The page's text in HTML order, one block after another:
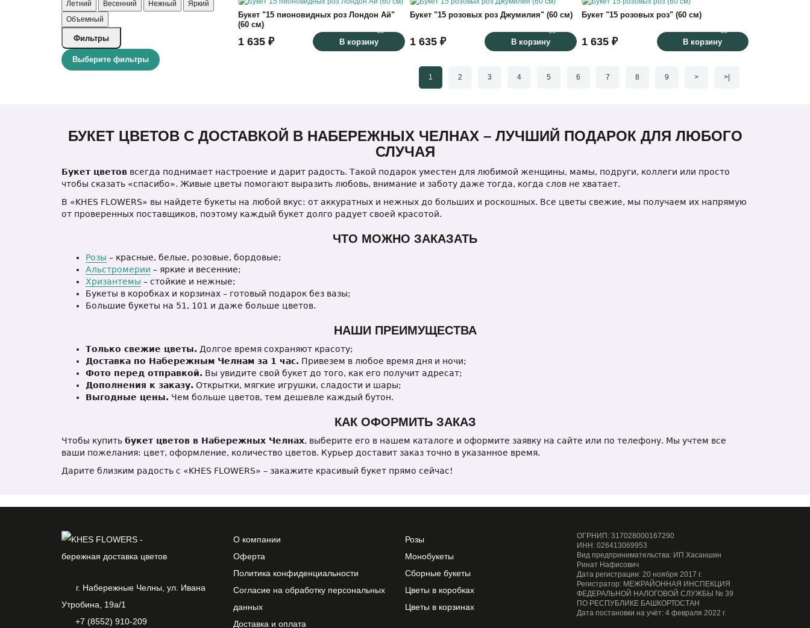
Летний
Весенний Нежный
Яркий
Объемный
Фильтры
Выберите фильтры
60
27
Букет "15 пионовидных роз Лондон Ай"
(60 см)
1 635 ₽ В корзину
60
27
Букет "15 розовых роз Джумилия" (60 см)
1 635 ₽ В корзину
60
Букет "15 розовых роз" (60 см)
1 635 ₽ В корзину
1 2 3 4 5 6 7 8 9 > >|
БУКЕТ ЦВЕТОВ С ДОСТАВКОЙ В НАБЕРЕЖНЫХ ЧЕЛНАХ – ЛУЧШИЙ ПОДАРОК ДЛЯ ЛЮБОГО
СЛУЧАЯ
Букет цветов всегда поднимает настроение и дарит радость. Такой подарок уместен для любимой женщины, мамы, подруги, коллеги или просто
чтобы сказать «спасибо». Живые цветы помогают выразить любовь, внимание и заботу даже тогда, когда слов не хватает.
В «KHES FLOWERS» вы найдете букеты на любой вкус: от аккуратных и нежных до больших и роскошных. Все цветы свежие, мы получаем их напрямую
от проверенных поставщиков, поэтому каждый букет долго радует своей красотой.
ЧТО МОЖНО ЗАКАЗАТЬ
Розы – красные, белые, розовые, бордовые;
Альстромерии – яркие и весенние;
Хризантемы – стойкие и нежные;
Букеты в коробках и корзинах – готовый подарок без вазы;
Большие букеты на 51, 101 и даже больше цветов.
НАШИ ПРЕИМУЩЕСТВА
Только свежие цветы. Долгое время сохраняют красоту;
Доставка по Набережным Челнам за 1 час. Привезем в любое время дня и ночи;
Фото перед отправкой. Вы увидите свой букет до того, как его получит адресат;
Дополнения к заказу. Открытки, мягкие игрушки, сладости и шары;
Выгодные цены. Чем больше цветов, тем дешевле каждый бутон.
КАК ОФОРМИТЬ ЗАКАЗ
Чтобы купить букет цветов в Набережных Челнах, выберите его в нашем каталоге и оформите заявку на сайте или по телефону. Мы учтем все
ваши пожелания: цвет, оформление, количество цветов. Курьер доставит заказ точно в указанное время.
Дарите близким радость с «KHES FLOWERS» – закажите красивый букет прямо сейчас!
г. Набережные Челны, ул. Ивана
Утробина, 19а/1
+7 (8552) 910-209
О компании
Оферта
Политика конфиденциальности
Согласие на обработку персональных
данных
Доставка и оплата
Розы
Монобукеты
Сборные букеты
Цветы в коробках
Цветы в корзинах
ОГРНИП: 317028000167290
ИНН: 026413069953
Вид предпринимательства: ИП Хасаншин
Ринат Нафисович
Дата регистрации: 20 ноября 2017 г.
Регистратор: МЕЖРАЙОННАЯ ИНСПЕКЦИЯ
ФЕДЕРАЛЬНОЙ НАЛОГОВОЙ СЛУЖБЫ № 39
ПО РЕСПУБЛИКЕ БАШКОРТОСТАН
Дата постановки на учёт: 4 февраля 2022 г.